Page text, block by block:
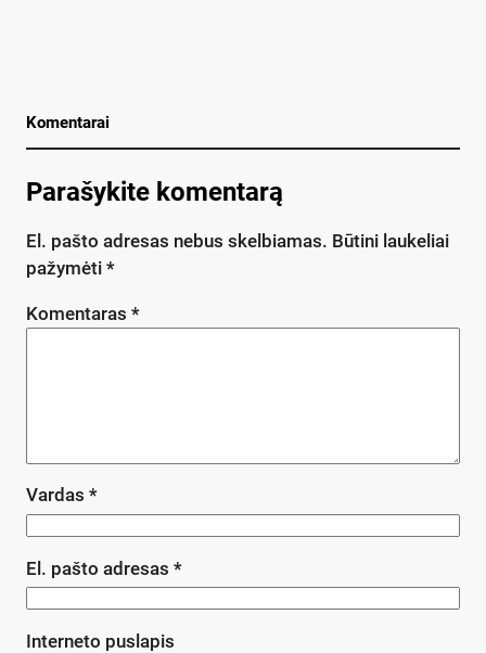
Komentarai
Parašykite komentarą
El. pašto adresas nebus skelbiamas. Būtini laukeliai
pažymėti *
Komentaras *
Vardas *
El. pašto adresas *
Interneto puslapis